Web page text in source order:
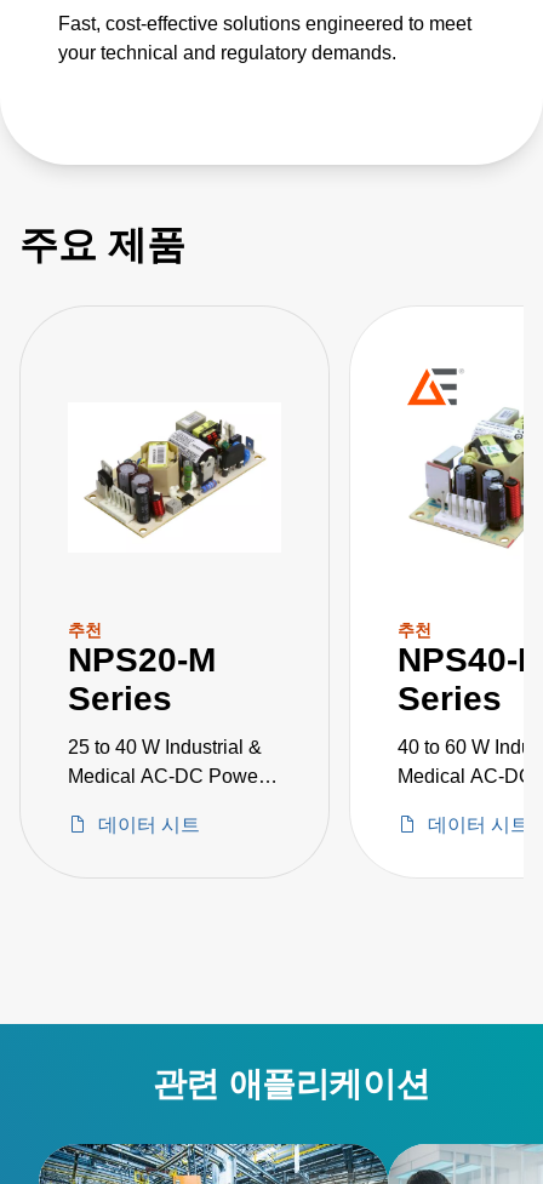
Fast, cost-effective solutions engineered to meet
your technical and regulatory demands.
주요 제품
추천
NPS20-M
Series
25 to 40 W Industrial &
Medical AC-DC Power
데이터 시트
추천
NPS40-
Series
40 to 60 W
Medical AC-DC
데이터 시트
관련 애플리케이션